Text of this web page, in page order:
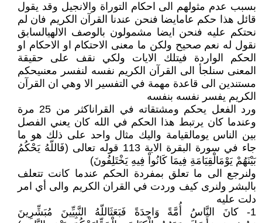
بسبب عدم مثولهم الى احكام التوراة والانجيل وقد يقول
قائل هذا حكم عامايضا فنحن عندنا القرآن الكريم فان لم
نحتكم عليه فنحن ايضا مشمولون بالوصف الالهيالسابق
نقول له نعم صحيح ولكن ما معنى الاحتكام او الاحكام او
الحكم الواردة فيتلك الايات ولكي نقف على حقيقة
المعنى سنلجأ الى القرآن الكريم نفسه لنفسر معنىيحكم
مستندين الى قاعدة مهمة في التفسير الا وهي ان القرآن
الكريم يفسر نفسه بنفسه
ورد الفعل يحكم ومشتقاته في القراناكثر من 25 مرة
وعندما كان يرتبط هذا الحكم في الله كان يعني الفصل
بين الناس يومالقيامة واليك مثال واحد على ذلك هو ما
جاء في سورة البقرة الاية 113 قوله تعالى (فَاللّهُ يَحْكُمُ
بَيْنَهُمْ يَوْمَالْقِيَامَةِ فِيمَا كَانُواْ فِيهِ يَخْتَلِفُونَ)
ولنرجع الى ما تعلق بمفردة الحكم عندما كانت تتعلف
بالبشر ولنرى كيف وردت في القران الكريم والى أي امر
دلت عليه
1- كانَ النَّاسُ أُمَّةً وَاحِدَةً فَبَعَثَاللّهُ النَّبِيِّينَ مُبَشِّرِينَ